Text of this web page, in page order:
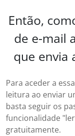
Então,
de e-mail
que envia
Para aceder a
leitura ao enviar
basta seguir os
funcionalidade
gratuitamente.